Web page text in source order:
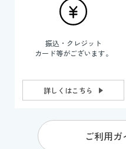
振込・クレジット
カード等がございます。
詳しくはこちら
ご利用ガ